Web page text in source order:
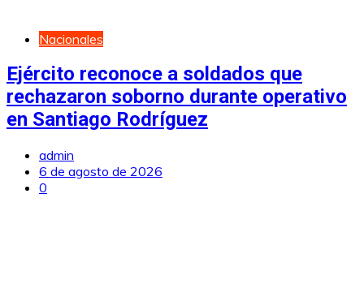
Nacionales
Ejército reconoce a soldados que
rechazaron soborno durante operativo
en Santiago Rodríguez
admin
6 de agosto de 2026
0